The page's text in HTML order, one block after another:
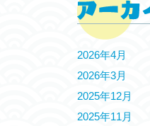
2026年4月
2026年3月
2025年12月
2025年11月